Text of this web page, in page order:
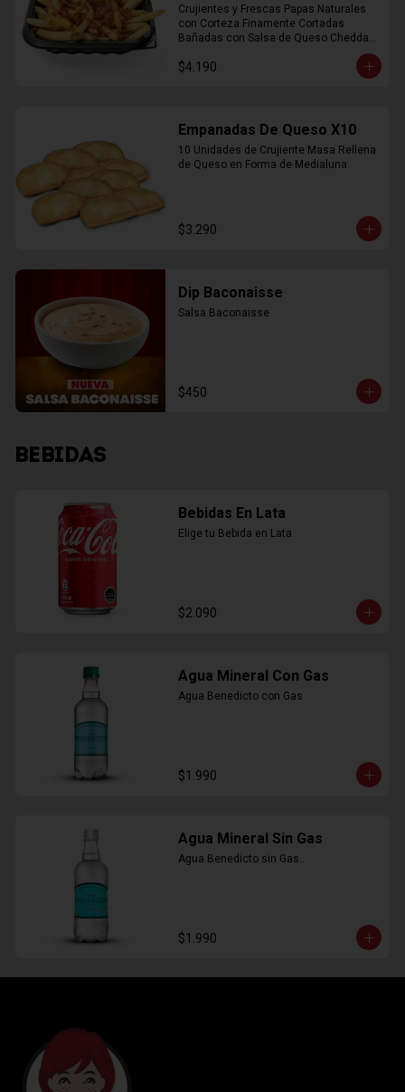
Crujientes y Frescas Papas Naturales
con Corteza Finamente Cortadas
Bañadas con Salsa de Queso Cheddar
$4.190
Empanadas De Queso X10
10 Unidades de Crujiente Masa Rellena
de Queso en Forma de Medialuna.
$3.290
Dip Baconaisse
Salsa Baconaisse
$450
BEBIDAS
Bebidas En Lata
Elige tu Bebida en Lata
$2.090
Agua Mineral Con Gas
Agua Benedicto con Gas
$1.990
Agua Mineral Sin Gas
Agua Benedicto sin Gas..
$1.990